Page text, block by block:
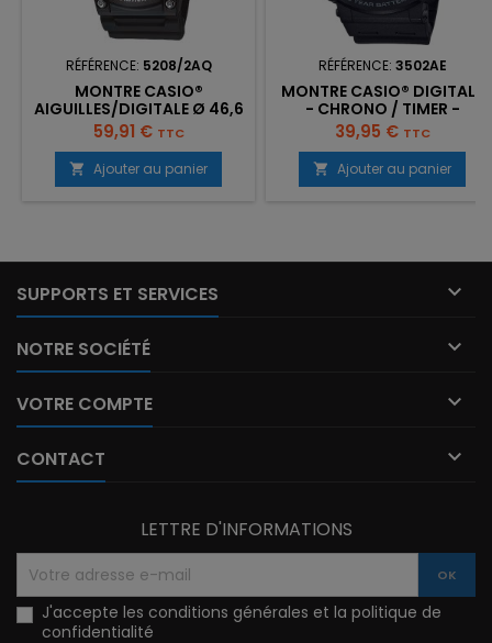
RÉFÉRENCE: 5208/2AQ
MONTRE CASIO®
AIGUILLES/DIGITALE Ø 46,6
MM - CHRONO / DOUBLE
TIMER COMBINÉ -
RECHARGE SOLAIRE
Prix
59,91 € TTC
 Ajouter au panier
RÉFÉRENCE: 3502AE
MONTRE CASIO® DIGITALE
- CHRONO / TIMER -
COLORIS NOIR
Prix
39,95 € TTC
 Ajouter au panier
SUPPORTS ET SERVICES 
NOTRE SOCIÉTÉ 
VOTRE COMPTE 
CONTACT 
LETTRE D'INFORMATIONS
J'accepte les conditions générales et la politique de
confidentialité